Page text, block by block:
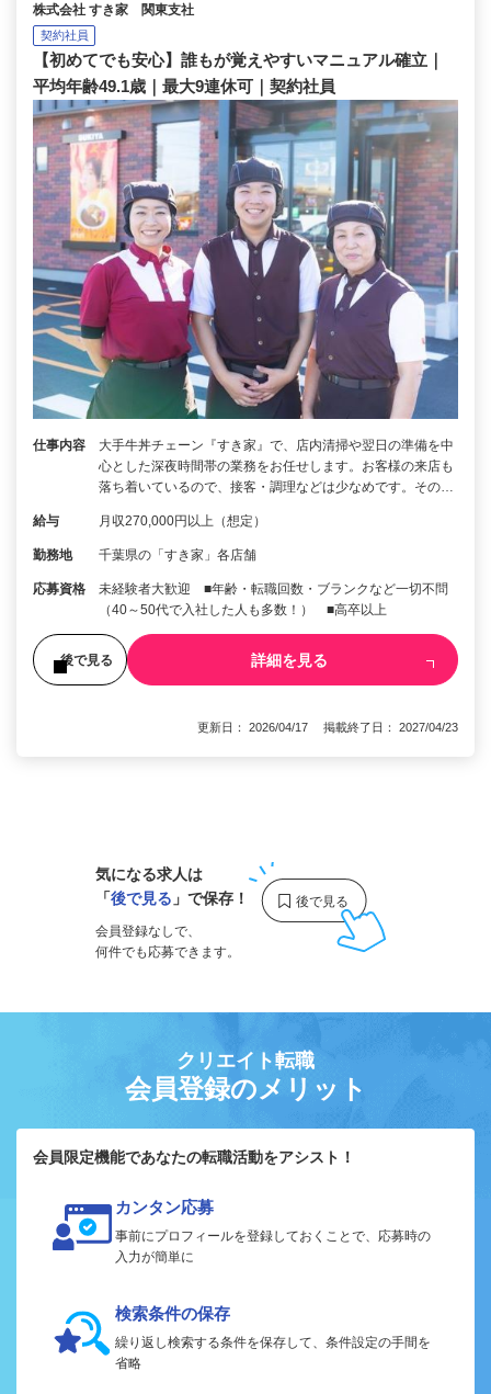
株式会社 すき家 関東支社
契約社員
【初めてでも安心】誰もが覚えやすいマニュアル確立｜
平均年齢49.1歳｜最大9連休可｜契約社員
仕事内容
大手牛丼チェーン『すき家』で、店内清掃や翌日の準備を中
心とした深夜時間帯の業務をお任せします。お客様の来店も
落ち着いているので、接客・調理などは少なめです。その…
給与 月収270,000円以上（想定）
勤務地 千葉県の「すき家」各店舗
応募資格
未経験者大歓迎 ■年齢・転職回数・ブランクなど一切不問
（40～50代で入社した人も多数！） ■高卒以上
後で見る 詳細を見る
更新日： 2026/04/17 掲載終了日： 2027/04/23
気になる求人は
「後で見る 」で保存！
会員登録なしで、
何件でも応募できます。
クリエイト転職
会員登録のメリット
会員限定機能であなたの転職活動をアシスト！
カンタン応募
事前にプロフィールを登録しておくことで、応募時の
入力が簡単に
検索条件の保存
繰り返し検索する条件を保存して、条件設定の手間を
省略